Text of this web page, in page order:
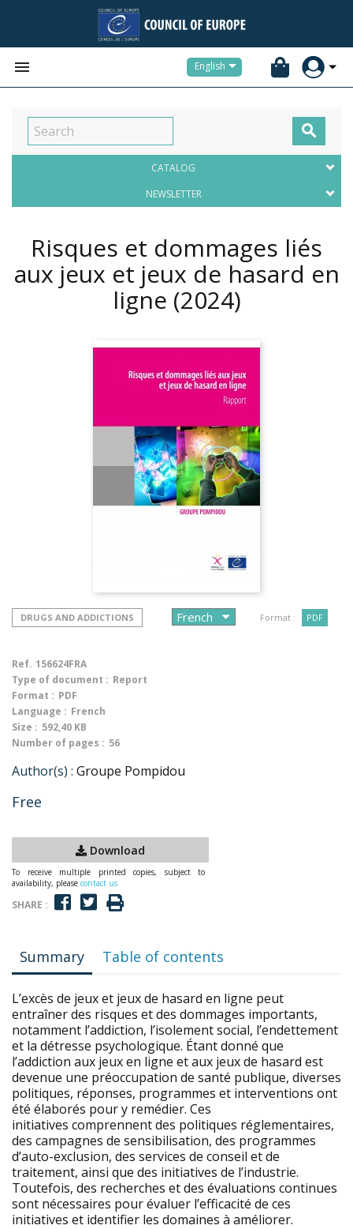
 English

CATALOG
NEWSLETTER
Risques et dommages liés
aux jeux et jeux de hasard en
ligne (2024)
DRUGS AND ADDICTIONS Format : PDF
Ref. 156624FRA
Type of document : Report
Format : PDF
Language : French
Size : 592,40 KB
Number of pages : 56
Author(s) : Groupe Pompidou
Free
Download
To receive multiple printed copies, subject to
availability, please contact us
SHARE :
Summary Table of contents
L’excès de jeux et jeux de hasard en ligne peut
entraîner des risques et des dommages importants,
notamment l’addiction, l’isolement social, l’endettement
et la détresse psychologique. Étant donné que
l’addiction aux jeux en ligne et aux jeux de hasard est
devenue une préoccupation de santé publique, diverses
politiques, réponses, programmes et interventions ont
été élaborés pour y remédier. Ces
initiatives comprennent des politiques réglementaires,
des campagnes de sensibilisation, des programmes
d’auto-exclusion, des services de conseil et de
traitement, ainsi que des initiatives de l’industrie.
Toutefois, des recherches et des évaluations continues
sont nécessaires pour évaluer l’efficacité de ces
initiatives et identifier les domaines à améliorer.